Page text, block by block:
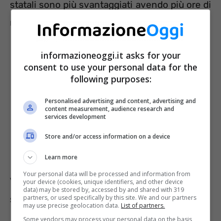
statali sono più svantaggiati avendo più ore di
reperibilità. Presto le cose cambieranno.
Visite fiscali, i nuovi orari per gli
statali
informazioneoggi.it asks for your
consent to use your personal data for the
following purposes:
Personalised advertising and content, advertising and
content measurement, audience research and
services development
Store and/or access information on a device
Learn more
Your personal data will be processed and information from
your device (cookies, unique identifiers, and other device
data) may be stored by, accessed by and shared with 319
partners, or used specifically by this site. We and our partners
may use precise geolocation data. List of partners.
Some vendors may process your personal data on the basis